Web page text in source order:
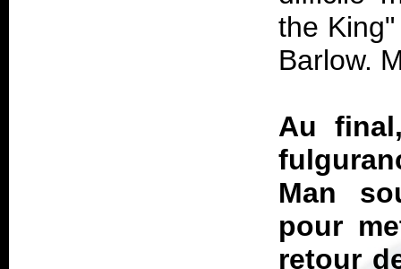
the
Barlow.
Au
Man
pour
retour